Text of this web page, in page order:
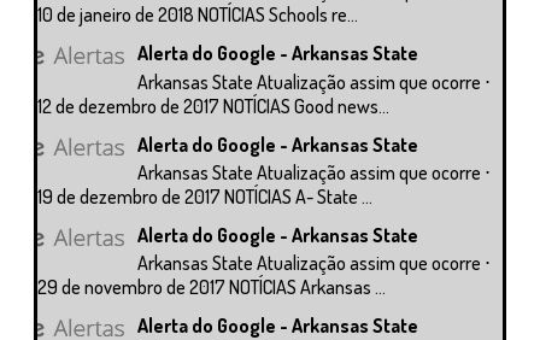
10 de janeiro de 2018 NOTÍCIAS Schools re...
Alerta do Google - Arkansas State
Arkansas State Atualização assim que ocorre ⋅
12 de dezembro de 2017 NOTÍCIAS Good news...
Alerta do Google - Arkansas State
Arkansas State Atualização assim que ocorre ⋅
19 de dezembro de 2017 NOTÍCIAS A- State ...
Alerta do Google - Arkansas State
Arkansas State Atualização assim que ocorre ⋅
29 de novembro de 2017 NOTÍCIAS Arkansas ...
Alerta do Google - Arkansas State